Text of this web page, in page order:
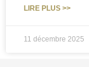
LIRE PLUS >>
11 décembre 2025